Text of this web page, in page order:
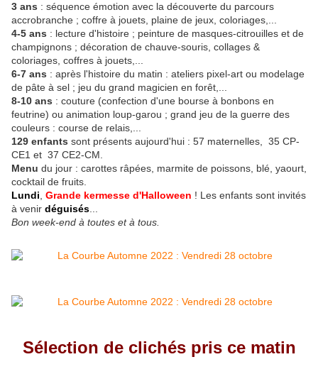
3 ans : séquence émotion avec la découverte du parcours
accrobranche ; coffre à jouets, plaine de jeux, coloriages,...
4-5 ans : lecture d'histoire ; peinture de masques-citrouilles et de
champignons ; décoration de chauve-souris, collages &
coloriages, coffres à jouets,...
6-7 ans : après l'histoire du matin : ateliers pixel-art ou modelage
de pâte à sel ; jeu du grand magicien en forêt,...
8-10 ans : couture (confection d'une bourse à bonbons en
feutrine) ou animation loup-garou ; grand jeu de la guerre des
couleurs : course de relais,...
129 enfants sont présents aujourd'hui : 57 maternelles, 35 CP-
CE1 et 37 CE2-CM.
Menu du jour : carottes râpées, marmite de poissons, blé, yaourt,
cocktail de fruits.
Lundi Grande kermesse d'Halloween ! Les enfants sont invités
à venir déguisés
Bon week-end à toutes et à tous.
Sélection de clichés pris ce matin